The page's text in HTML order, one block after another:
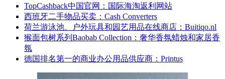
TopCashback中国官网：国际海淘返利网站
西班牙二手物品买卖：Cash Converters
荷兰游泳池、户外玩具和园艺用品在线商店：Buitiqo.nl
猴面包树系列Baobab Collection：奢华香氛蜡烛和家居香
氛
德国排名第一的商业办公用品供应商：Printus